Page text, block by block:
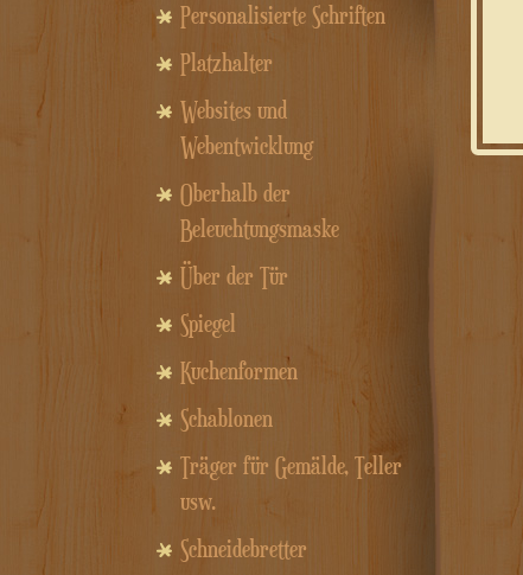
Personalisierte Schriften
Platzhalter
Websites und
Webentwicklung
Oberhalb der
Beleuchtungsmaske
Über der Tür
Spiegel
Kuchenformen
Schablonen
Träger für Gemälde, Teller
usw.
Schneidebretter